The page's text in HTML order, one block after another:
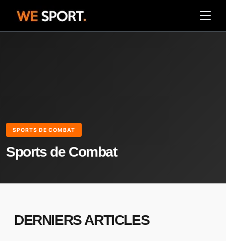
SPORTS DE COMBAT
Sports de Combat
DERNIERS ARTICLES